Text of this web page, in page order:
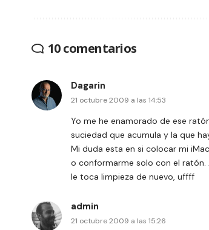
10 comentarios
Dagarin
21 octubre 2009 a las 14:53
Yo me he enamorado de ese
suciedad que acumula y la que
Mi duda esta en si colocar mi
o conformarme solo con el ratón.
le toca limpieza de nuevo, uffff
admin
21 octubre 2009 a las 15:26